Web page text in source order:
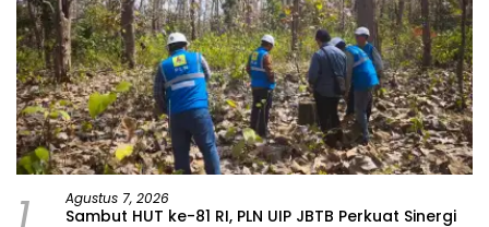
Agustus 7, 2026
Sambut HUT ke-81 RI, PLN UIP JBTB Perkuat Sinergi